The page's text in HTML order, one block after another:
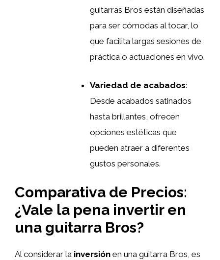
guitarras Bros están diseñadas
para ser cómodas al tocar, lo
que facilita largas sesiones de
práctica o actuaciones en vivo.
Variedad de acabados:
Desde acabados satinados
hasta brillantes, ofrecen
opciones estéticas que
pueden atraer a diferentes
gustos personales.
Comparativa de Precios:
¿Vale la pena invertir en
una guitarra Bros?
Al considerar la inversión en una guitarra Bros, es